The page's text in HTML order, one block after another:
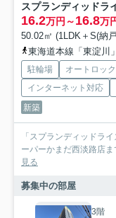
スプランディッドラ
16.2万円～16.8万
50.02㎡ (1LDK＋S(納
東海道本線「東淀川
駐輪場 オートロック
インターネット対応
新築
「スプランディッドラ
ーパーかまだ西淡路店
見る
募集中の部屋
3階